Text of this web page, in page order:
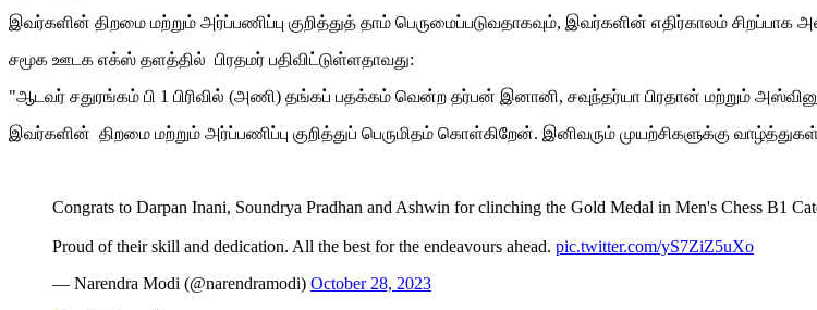
இவர்களின் திறமை மற்றும் அர்ப்பணிப்பு குறித்துத் தாம் பெருமைப்படுவதாகவும், இவர்களின் எதிர்காலம் சிறப்பாக
சமூக ஊடக எக்ஸ் தளத்தில் பிரதமர் பதிவிட்டுள்ளதாவது:
"ஆடவர் சதுரங்கம் பி 1 பிரிவில் (அணி) தங்கப் பதக்கம் வென்ற தர்பன் இனானி, சவுந்தர்யா பிரதான் மற்றும்
இவர்களின் திறமை மற்றும் அர்ப்பணிப்பு குறித்துப் பெருமிதம் கொள்கிறேன். இனிவரும் முயற்சிகளுக்கு
Congrats to Darpan Inani, Soundrya Pradhan and Ashwin for clinching the Gold Medal in Men's Chess B1
Proud of their skill and dedication. All the best for the endeavours ahead. pic.twitter.com/yS7ZiZ5uXo
— Narendra Modi (@narendramodi) October 28, 2023